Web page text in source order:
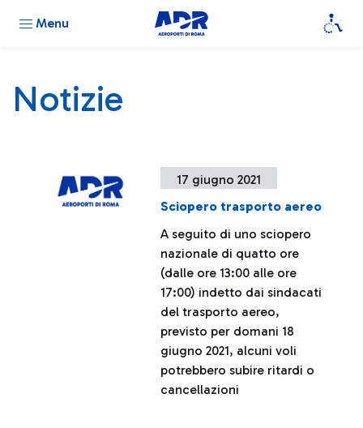
Menu
Notizie
17 giugno 2021
Sciopero trasporto aereo
A seguito di uno sciopero
nazionale di quatto ore
(dalle ore 13:00 alle ore
17:00) indetto dai sindacati
del trasporto aereo,
previsto per domani 18
giugno 2021, alcuni voli
potrebbero subire ritardi o
cancellazioni